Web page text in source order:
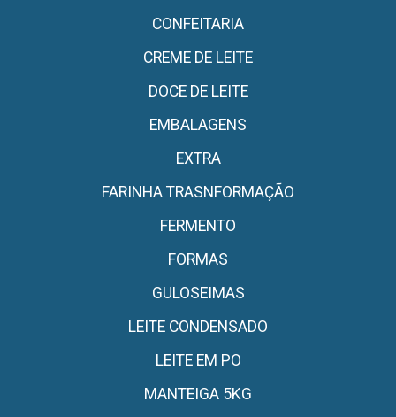
CONFEITARIA
CREME DE LEITE
DOCE DE LEITE
EMBALAGENS
EXTRA
FARINHA TRASNFORMAÇÃO
FERMENTO
FORMAS
GULOSEIMAS
LEITE CONDENSADO
LEITE EM PO
MANTEIGA 5KG